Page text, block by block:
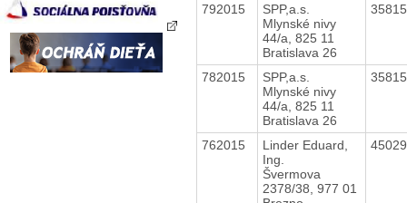
792015
SPP,a.s.
Mlynské nivy
44/a, 825 11
Bratislava 26
782015
SPP,a.s.
Mlynské nivy
44/a, 825 11
Bratislava 26
762015
Linder Eduard,
Ing.
Švermova
2378/38, 977 01